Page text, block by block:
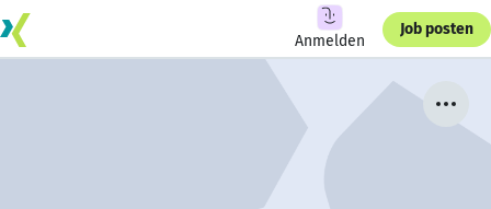
Anmelden
Job posten